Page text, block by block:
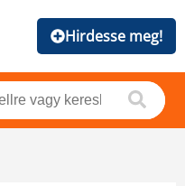
Hirdesse meg!